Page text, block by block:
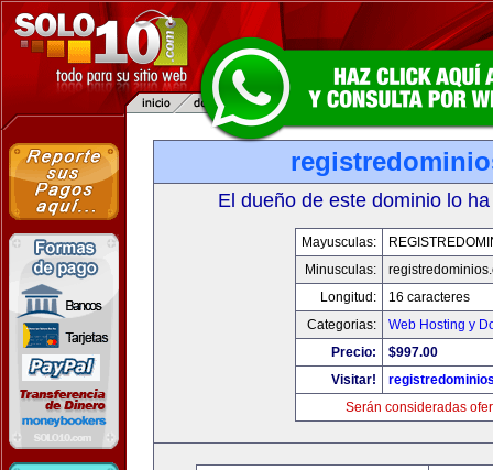
El dueño de este dominio lo
Mayusculas:
Minusculas:
Longitud:
16 caracteres
Categorias:
Web Hosting y
Precio:
$997.00
Visitar!
Serán consideradas